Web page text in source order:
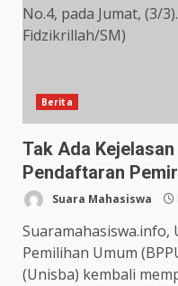
Berita
Tak Ada
Pendaftaran
Suara Mahasiswa
Suaramahasiswa.info,
Pemilihan Umum
(Unisba) kembali